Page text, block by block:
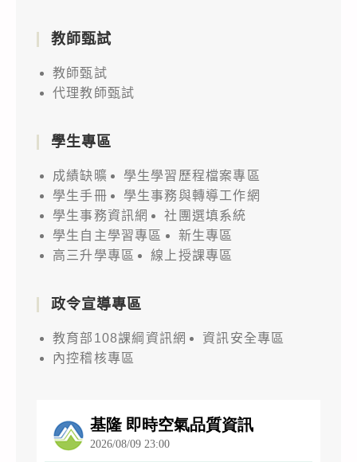
教師甄試
教師甄試
代理教師甄試
學生專區
成績缺曠
學生學習歷程檔案專區
學生手冊
學生事務與轉導工作網
學生事務資訊網
社團選填系統
學生自主學習專區
新生專區
高三升學專區
線上授課專區
政令宣導專區
教育部108課綱資訊網
資訊安全專區
內控稽核專區